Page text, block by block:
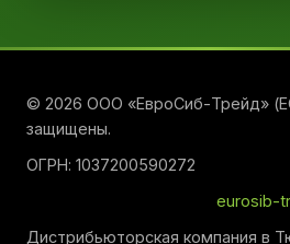
© 2026 ООО «ЕвроСиб-Трейд»
защищены.
ОГРН: 1037200590272
eurosib-
Дистрибьюторская компания в